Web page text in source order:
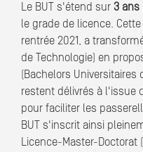
Le BUT s'étend sur 3 ans
le grade de licence.
rentrée 2021, a
de Technologie) en
(Bachelors Universitaires
restent délivrés à l'issue
pour faciliter les
BUT s'inscrit ainsi
Licence-Master-Doctorat